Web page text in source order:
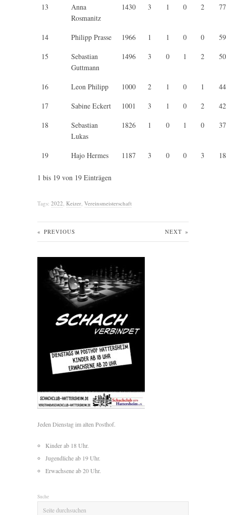
13
Anna
Rosmanitz
1430 3 1 0 2
14 Philipp Prasse 1966 1 1 0 0
15
Sebastian
Guttmann
1496 3 0 1 2
16 Leon Philipp 1000 2 1 0 1
17
Sabine Eckert 1001 3 1 0 2
18
Sebastian
Lukas
1826 1 0 1 0
19 Hajo Hermes 1187 3 0 0 3
1 bis 19 von 19 Einträgen
Tags: 2022, Keizer, Vereinsmeisterschaft
« PREVIOUS NEXT »
Jeden Dienstag im alten Posthof.
Kinder ab 18 Uhr.
Jugendliche ab 19 Uhr.
Erwachsene ab 20 Uhr.
Suche